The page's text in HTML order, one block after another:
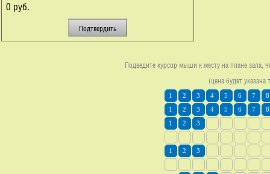
0 руб.
Подведите курсор мыши к месту на плане зала,
(цена будет указана
1 2 3 4 5 6 7
8
1
2 3 4 5 6 7
8
1
2 3
1 2 3